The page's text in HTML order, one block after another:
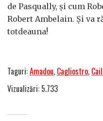
de Pasqually, şi cum
Robert Ambelain. Şi va
totdeauna!
Taguri:Amadou, Cagliostro,
Vizualizări: 5.733